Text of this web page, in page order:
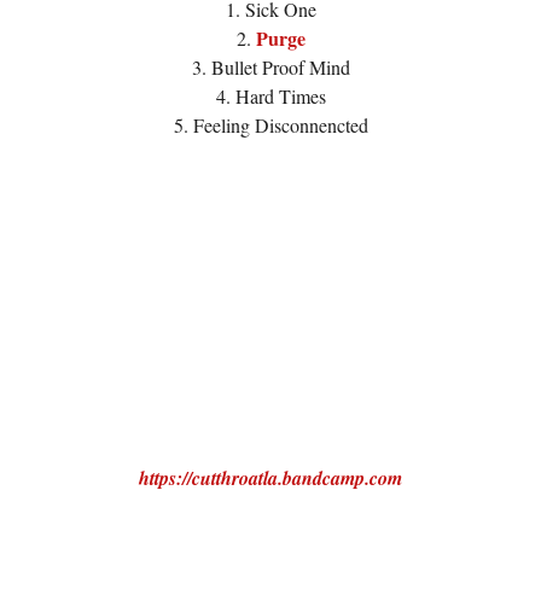
1. Sick One
2. Purge
3. Bullet Proof Mind
4. Hard Times
5. Feeling Disconnencted
https://cutthroatla.bandcamp.com